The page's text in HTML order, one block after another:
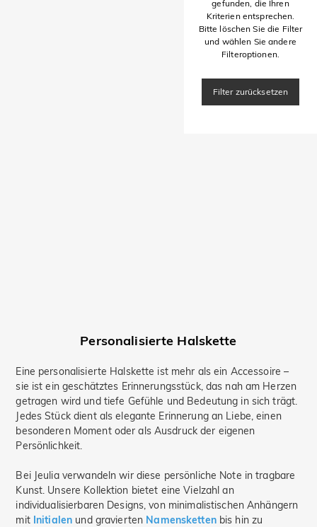
gefunden, die Ihren
Kriterien entsprechen.
Bitte löschen Sie die Filter
und wählen Sie andere
Filteroptionen.
Filter zurücksetzen
Personalisierte Halskette
Eine personalisierte Halskette ist mehr als ein Accessoire –
sie ist ein geschätztes Erinnerungsstück, das nah am Herzen
getragen wird und tiefe Gefühle und Bedeutung in sich trägt.
Jedes Stück dient als elegante Erinnerung an Liebe, einen
besonderen Moment oder als Ausdruck der eigenen
Persönlichkeit.
Bei Jeulia verwandeln wir diese persönliche Note in tragbare
Kunst. Unsere Kollektion bietet eine Vielzahl an
individualisierbaren Designs, von minimalistischen Anhängern
mit Initialen und gravierten Namenskettenbis hin zu